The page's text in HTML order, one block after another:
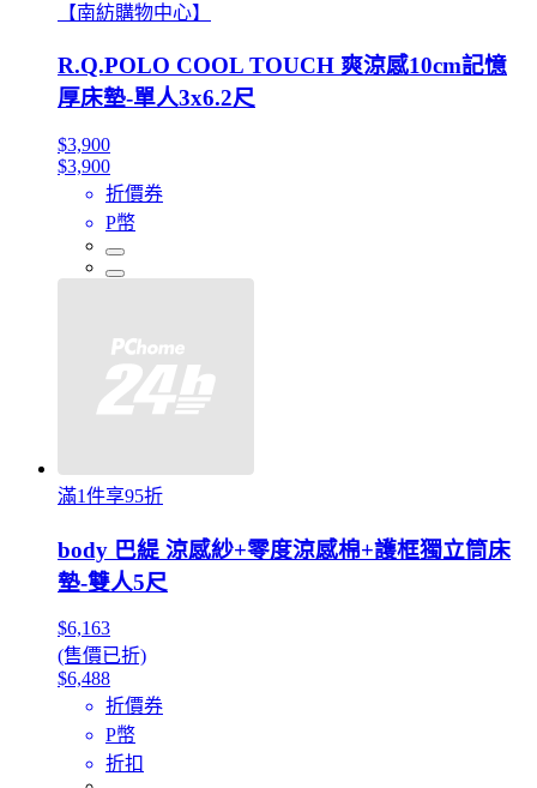
【南紡購物中心】
R.Q.POLO COOL TOUCH 爽涼感10cm記憶
厚床墊-單人3x6.2尺
$3,900
$3,900
折價券
P幣
滿1件享95折
body 巴緹 涼感紗+零度涼感棉+護框獨立筒床
墊-雙人5尺
$6,163
(售價已折)
$6,488
折價券
P幣
折扣